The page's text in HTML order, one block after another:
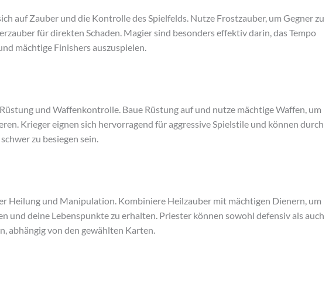
auf Zauber und die Kontrolle des Spielfelds. Nutze Frostzauber, um Gegner zu
für direkten Schaden. Magier sind besonders effektiv darin, das Tempo
mächtige Finishers auszuspielen.
und Waffenkontrolle. Baue Rüstung auf und nutze mächtige Waffen, um
Krieger eignen sich hervorragend für aggressive Spielstile und können durch
zu besiegen sein.
Heilung und Manipulation. Kombiniere Heilzauber mit mächtigen Dienern, um
und deine Lebenspunkte zu erhalten. Priester können sowohl defensiv als auch
abhängig von den gewählten Karten.